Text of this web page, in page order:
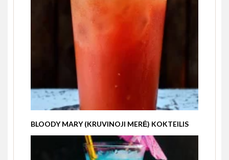
BLOODY MARY (KRUVINOJI MERĖ) KOKTEILIS